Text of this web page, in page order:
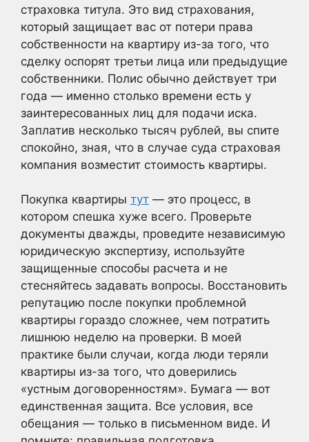
страховка титула. Это вид страхования,
который защищает вас от потери права
собственности на квартиру из-за того, что
сделку оспорят третьи лица или предыдущие
собственники. Полис обычно действует три
года — именно столько времени есть у
заинтересованных лиц для подачи иска.
Заплатив несколько тысяч рублей, вы спите
спокойно, зная, что в случае суда страховая
компания возместит стоимость квартиры.
Покупка квартиры тут — это процесс, в
котором спешка хуже всего. Проверьте
документы дважды, проведите независимую
юридическую экспертизу, используйте
защищенные способы расчета и не
стесняйтесь задавать вопросы. Восстановить
репутацию после покупки проблемной
квартиры гораздо сложнее, чем потратить
лишнюю неделю на проверки. В моей
практике были случаи, когда люди теряли
квартиры из-за того, что доверились
«устным договоренностям». Бумага — вот
единственная защита. Все условия, все
обещания — только в письменном виде. И